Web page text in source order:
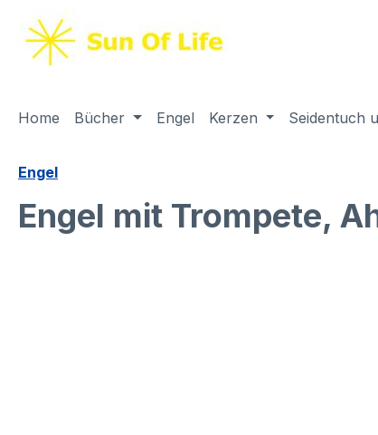
Home Bücher Engel Kerzen Seidentuch
Engel
Engel mit Trompete,